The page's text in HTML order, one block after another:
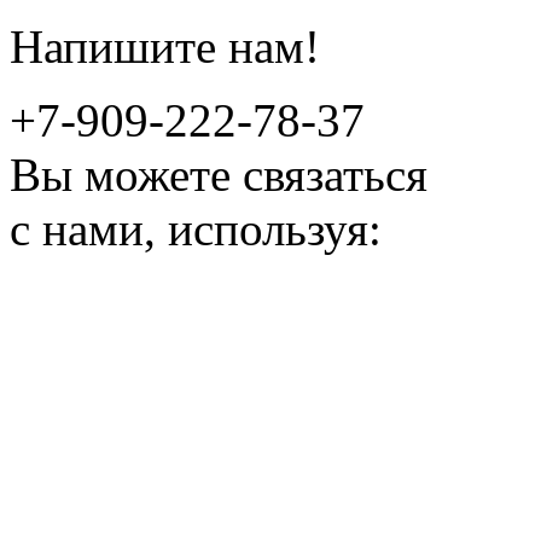
Напишите нам!
+7-909-222-78-37
Вы можете связаться
с нами, используя: